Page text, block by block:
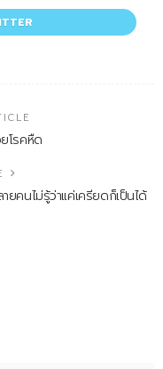
โรคหืด
ยคนไม่รู้ว่าแค่เครียดก็เป็นได้